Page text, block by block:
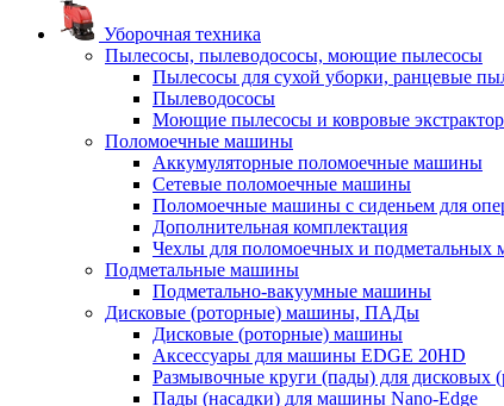
Уборочная техника
Пылесосы, пылеводососы, моющие пылесосы
Пылесосы для сухой уборки, ранцевые
Пылеводососы
Моющие пылесосы и ковровые
Поломоечные машины
Аккумуляторные поломоечные машины
Сетевые поломоечные машины
Поломоечные машины с сиденьем для
Дополнительная комплектация
Чехлы для поломоечных и подметальных
Подметальные машины
Подметально-вакуумные машины
Дисковые (роторные) машины, ПАДы
Дисковые (роторные) машины
Аксессуары для машины EDGE 20HD
Размывочные круги (пады) для дисковых
Пады (насадки) для машины Nano-Edge